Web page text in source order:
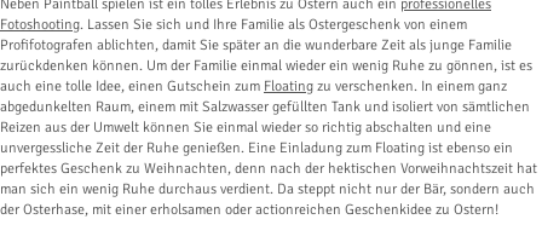
Neben Paintball spielen ist ein tolles Erlebnis zu Ostern auch ein professionelles
Fotoshooting. Lassen Sie sich und Ihre Familie als Ostergeschenk von einem
Profifotografen ablichten, damit Sie später an die wunderbare Zeit als junge Familie
zurückdenken können. Um der Familie einmal wieder ein wenig Ruhe zu gönnen, ist es
auch eine tolle Idee, einen Gutschein zum Floating zu verschenken. In einem ganz
abgedunkelten Raum, einem mit Salzwasser gefüllten Tank und isoliert von sämtlichen
Reizen aus der Umwelt können Sie einmal wieder so richtig abschalten und eine
unvergessliche Zeit der Ruhe genießen. Eine Einladung zum Floating ist ebenso ein
perfektes Geschenk zu Weihnachten, denn nach der hektischen Vorweihnachtszeit hat
man sich ein wenig Ruhe durchaus verdient. Da steppt nicht nur der Bär, sondern auch
der Osterhase, mit einer erholsamen oder actionreichen Geschenkidee zu Ostern!